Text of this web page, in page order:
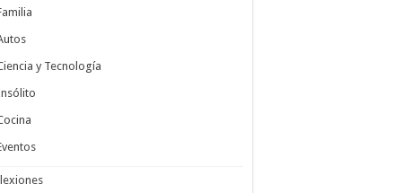
y Tecnología